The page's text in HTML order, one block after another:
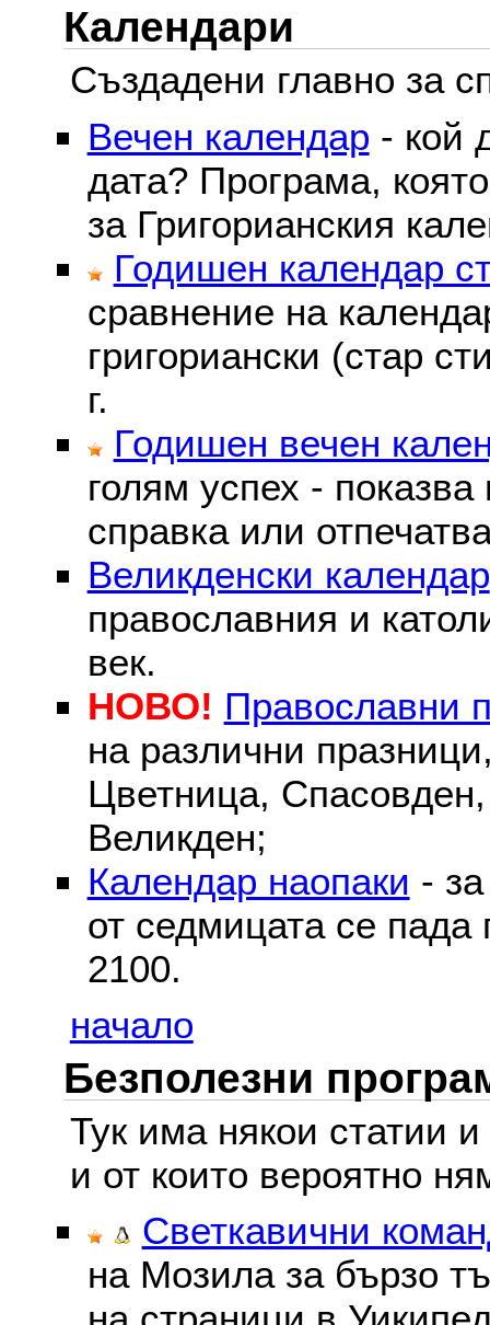
Календари
Създадени главно за
Вечен календар - кой
дата? Програма,
за Григорианския
Годишен календар
сравнение на
григориански (стар
г.
Годишен вечен
голям успех -
справка или
Великденски календар
православния и
век.
НОВО! Православни
на различни
Цветница, Спасовден,
Великден;
Календар наопаки -
от седмицата се пада
2100.
начало
Безполезни
Тук има някои статии
и от които вероятно
Светкавични
на Мозила за бързо